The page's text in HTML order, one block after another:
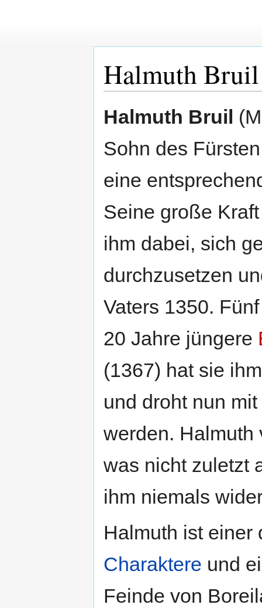
Halmuth Bruil
Navigation
Suche
Halmuth Bruil
Sohn des
eine
Seine große
ihm dabei, sich
durchzusetzen
Vaters 1350.
20 Jahre jüngere
(1367) hat sie
und droht nun
werden. Halmuth
was nicht zuletzt
ihm niemals
Halmuth ist einer
Charaktere und
Feinde von